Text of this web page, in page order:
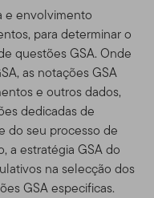
e envolvimento
para determinar o
questões GSA. Onde
as notações GSA
e outros dados,
dedicadas de
do seu processo de
a estratégia GSA do
na selecção dos
GSA especificas.